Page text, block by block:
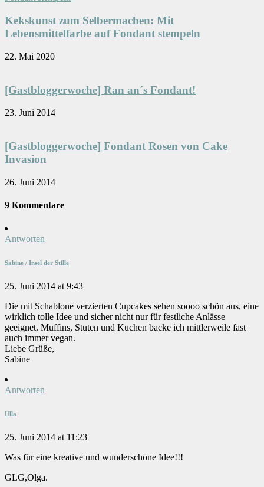
Kekskunst zum Selbermachen: Mit
Lebensmittelfarbe auf Fondant stempeln
22. Mai 2020
[Gastbloggerwoche] Ran an´s Fondant!
23. Juni 2014
[Gastbloggerwoche] Fondant Rosen von Cake
Invasion
26. Juni 2014
9 Kommentare
Antworten
Sabine / Insel der Stille
25. Juni 2014 at 9:43
Die mit Schablone verzierten Cupcakes sehen soooo schön aus, eine
wirklich tolle Idee und sicher nicht nur für festliche Anlässe
geeignet. Muffins, Stuten und Kuchen backe ich mittlerweile fast
auch immer vegan.
Liebe Grüße,
Sabine
Antworten
Ulla
25. Juni 2014 at 11:23
Was für eine kreative und wunderschöne Idee!!!
GLG,Olga.